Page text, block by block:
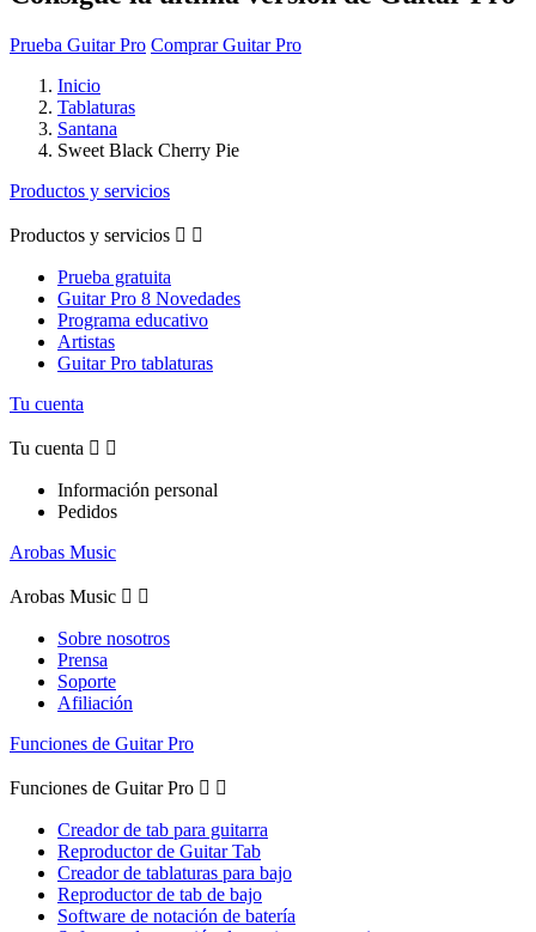
Prueba Guitar Pro Comprar Guitar Pro
Inicio
Tablaturas
Santana
Sweet Black Cherry Pie
Productos y servicios
Productos y servicios  
Prueba gratuita
Guitar Pro 8 Novedades
Programa educativo
Artistas
Guitar Pro tablaturas
Tu cuenta
Tu cuenta  
Información personal
Pedidos
Arobas Music
Arobas Music  
Sobre nosotros
Prensa
Soporte
Afiliación
Funciones de Guitar Pro
Funciones de Guitar Pro  
Creador de tab para guitarra
Reproductor de Guitar Tab
Creador de tablaturas para bajo
Reproductor de tab de bajo
Software de notación de batería